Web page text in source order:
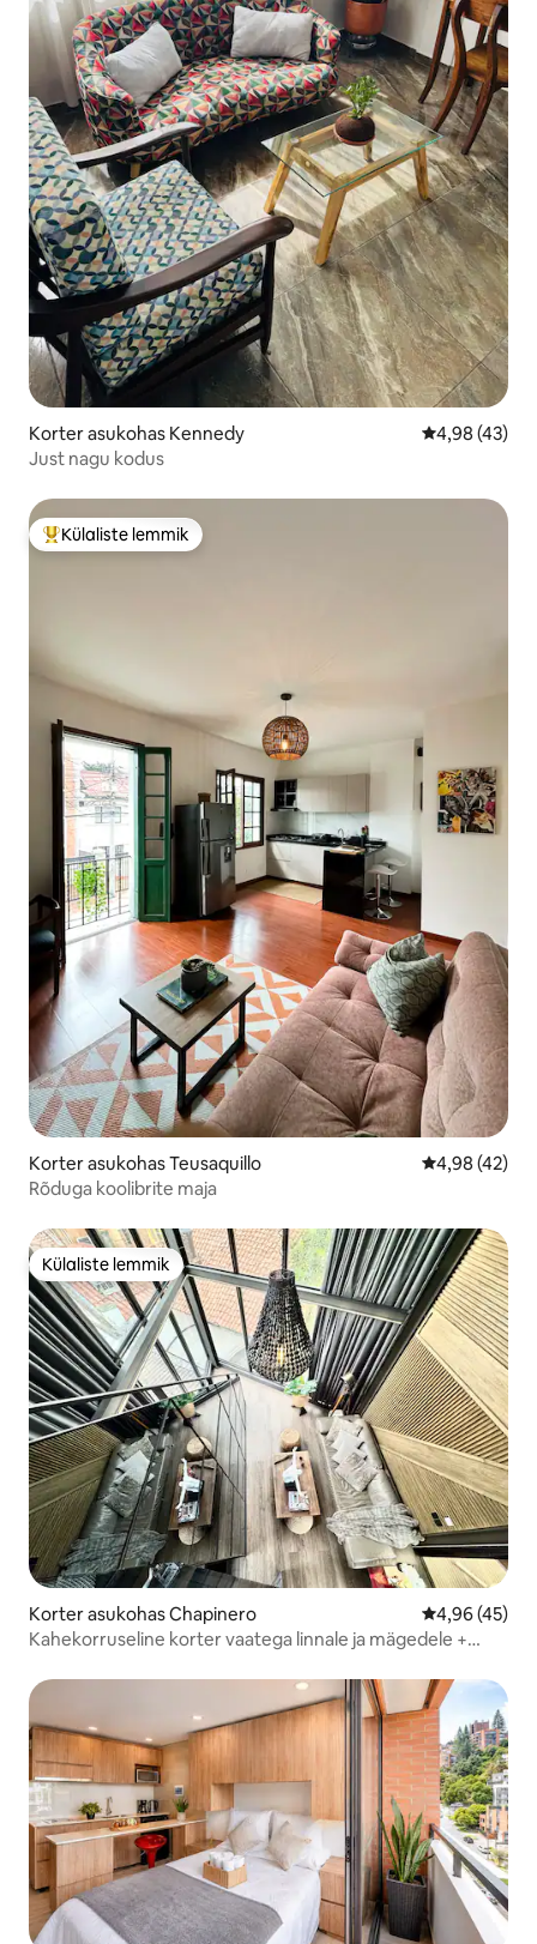
Korter asukohas Kennedy Keskmine
4,98 (43)
Just nagu kodus
Külaliste suur lemmik
Külaliste lemmik
Korter asukohas Teusaquillo Keskmine
4,98 (42)
Rõduga koolibrite maja
Külaliste lemmik
Külaliste lemmik
Korter asukohas Chapinero Keskmine
4,96 (45)
Kahekorruseline korter vaatega linnale ja mägedele +